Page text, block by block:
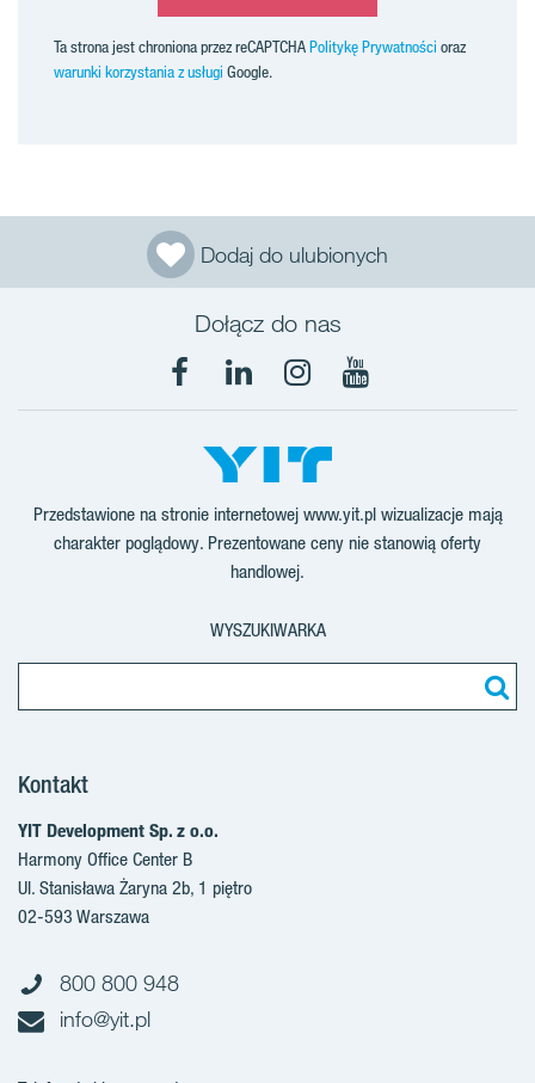
Dodaj do ulubionych
Ta strona jest chroniona przez reCAPTCHAPolitykę Prywatności oraz
warunki korzystania z usługi Google.
Dołącz do nas
Facebook
LinkedInInstagram
YouTube
Przedstawione na stronie internetowej www.yit.pl wizualizacje mają
charakter poglądowy. Prezentowane ceny nie stanowią oferty
handlowej.
WYSZUKIWARKA
Kontakt
YIT Development Sp. z o.o.
Harmony Office Center B
Ul. Stanisława Żaryna 2b, 1 piętro
02-593 Warszawa
800 800 948
info@yit.pl